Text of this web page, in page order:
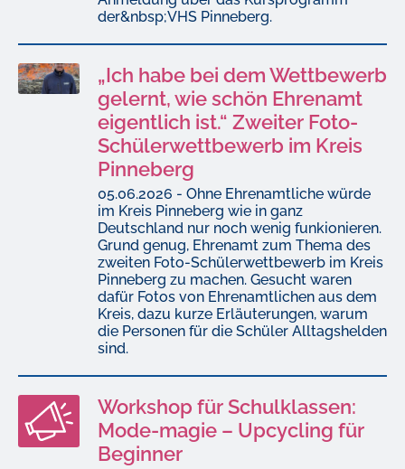
der&nbsp;VHS Pinneberg.
„Ich habe bei dem Wettbewerb
gelernt, wie schön Ehrenamt
eigentlich ist.“ Zweiter Foto-
Schülerwettbewerb im Kreis
Pinneberg
05.06.2026 - Ohne Ehrenamtliche würde
im Kreis Pinneberg wie in ganz
Deutschland nur noch wenig funkionieren.
Grund genug, Ehrenamt zum Thema des
zweiten Foto-Schülerwettbewerb im Kreis
Pinneberg zu machen. Gesucht waren
dafür Fotos von Ehrenamtlichen aus dem
Kreis, dazu kurze Erläuterungen, warum
die Personen für die Schüler Alltagshelden
sind.
Workshop für Schulklassen:
Mode-magie – Upcycling für
Beginner